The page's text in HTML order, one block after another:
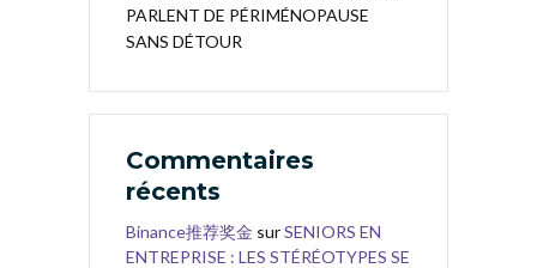
PARLENT DE PÉRIMÉNOPAUSE
SANS DÉTOUR
Commentaires
récents
Binance推荐奖金 surSENIORS EN
ENTREPRISE : LES STÉRÉOTYPES SE